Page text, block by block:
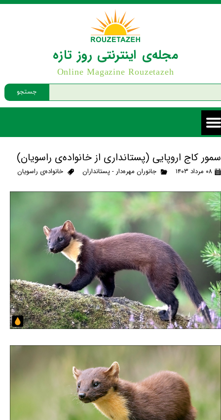
جستجو
مجله‌ی اینترنتی روز تازه
Online Magazine Rouzetazeh
سمور کاج اروپایی (پستانداری از خانواده‌ی راسویان)
۰۸ مرداد ۱۴۰۳ جانوران مهره‌دار - پستانداران خانواده‌ی راسویان